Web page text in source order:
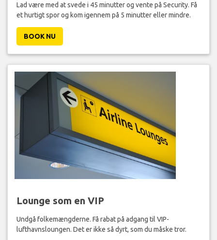
Lad være med at svede i 45 minutter og vente på Security. Få
et hurtigt spor og kom igennem på 5 minutter eller mindre.
BOOK NU
Lounge som en VIP
Undgå folkemængderne. Få rabat på adgang til VIP-
lufthavnsloungen. Det er ikke så dyrt, som du måske tror.